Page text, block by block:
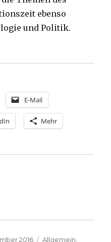
ebenso
und Politik.
des
E-Mail
Mehr
2016 Kategorien
Allgemein,